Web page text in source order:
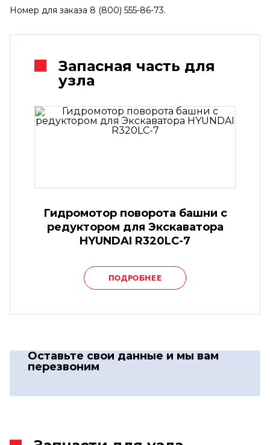
Номер для заказа 8 (800) 555-86-73.
Запасная часть для
узла
Гидромотор поворота башни с
редуктором для Экскаватора
HYUNDAI R320LC-7
ПОДРОБНЕЕ
Оставьте свои данные и мы вам
перезвоним